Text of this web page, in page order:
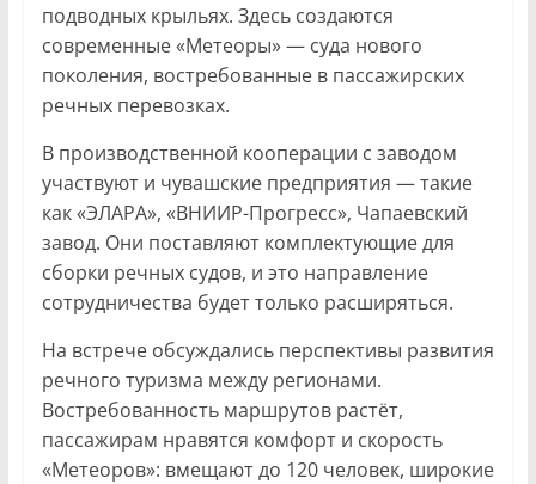
подводных крыльях. Здесь создаются
современные «Метеоры» — суда нового
поколения, востребованные в пассажирских
речных перевозках.
В производственной кооперации с заводом
участвуют и чувашские предприятия — такие
как «ЭЛАРА», «ВНИИР-Прогресс», Чапаевский
завод. Они поставляют комплектующие для
сборки речных судов, и это направление
сотрудничества будет только расширяться.
На встрече обсуждались перспективы развития
речного туризма между регионами.
Востребованность маршрутов растёт,
пассажирам нравятся комфорт и скорость
«Метеоров»: вмещают до 120 человек, широкие